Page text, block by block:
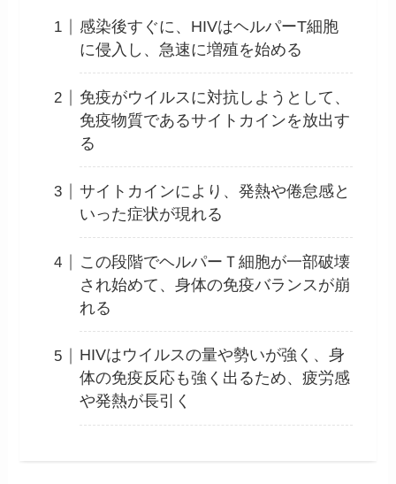
感染後すぐに、HIVはヘルパーT細胞
に侵入し、急速に増殖を始める
免疫がウイルスに対抗しようとして、
免疫物質であるサイトカインを放出す
る
サイトカインにより、発熱や倦怠感と
いった症状が現れる
この段階でヘルパーＴ細胞が一部破壊
され始めて、身体の免疫バランスが崩
れる
HIVはウイルスの量や勢いが強く、身
体の免疫反応も強く出るため、疲労感
や発熱が長引く